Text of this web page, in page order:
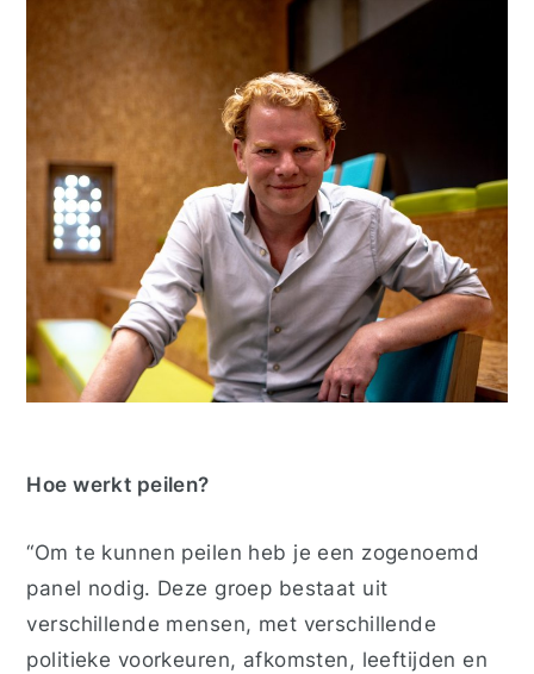
Hoewerkt peilen?
“Om te kunnen peilen heb je een zogenoemd
panel nodig. Deze groep bestaat uit
verschillende mensen, met verschillende
politieke voorkeuren, afkomsten, leeftijden en